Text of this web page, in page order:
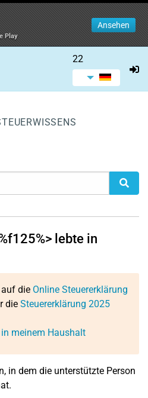
Play
Ansehen
22
lebte in
auf die Online Steuererklärung
die Steuererklärung 2025
meinem Haushalt
in dem die unterstützte Person